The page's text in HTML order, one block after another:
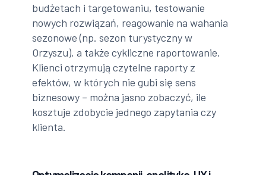
budżetach i targetowaniu, testowanie
nowych rozwiązań, reagowanie na wahania
sezonowe (np. sezon turystyczny w
Orzyszu), a także cykliczne raportowanie.
Klienci otrzymują czytelne raporty z
efektów, w których nie gubi się sens
biznesowy – można jasno zobaczyć, ile
kosztuje zdobycie jednego zapytania czy
klienta.